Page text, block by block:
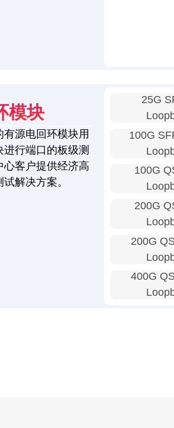
模块
源电回环模块用
行端口的板级测
客户提供经济高
解决方案。
25G
100G
100G
200G
200G
400G